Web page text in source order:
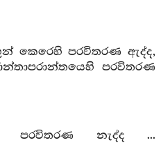
කෙරෙහි පරවිතරණ ඇද්ද,
පරවිතරණ
පරවිතරණ නැද්ද ...